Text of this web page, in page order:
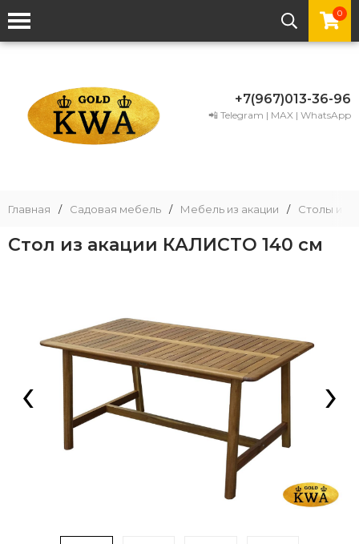
0
+7(967)013-36-96
📲 Telegram | MAX | WhatsApp
Главная / Садовая мебель / Мебель из акации / Столы из
Стол из акации КАЛИСТО 140 см
‹ ›